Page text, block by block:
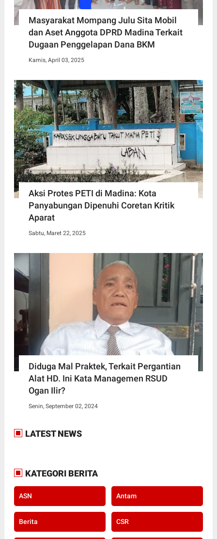
Masyarakat Mompang Julu Sita Mobil
dan Aset Anggota DPRD Madina Terkait
Dugaan Penggelapan Dana BKM
Kamis, April 03, 2025
Aksi Protes PETI di Madina: Kota
Panyabungan Dipenuhi Coretan Kritik
Aparat
Sabtu, Maret 22, 2025
Diduga Mal Praktek, Terkait Pergantian
Alat HD. Ini Kata Managemen RSUD
Ogan Ilir?
Senin, September 02, 2024
LATEST NEWS
KATEGORI BERITA
ASN Antam
Berita CSR